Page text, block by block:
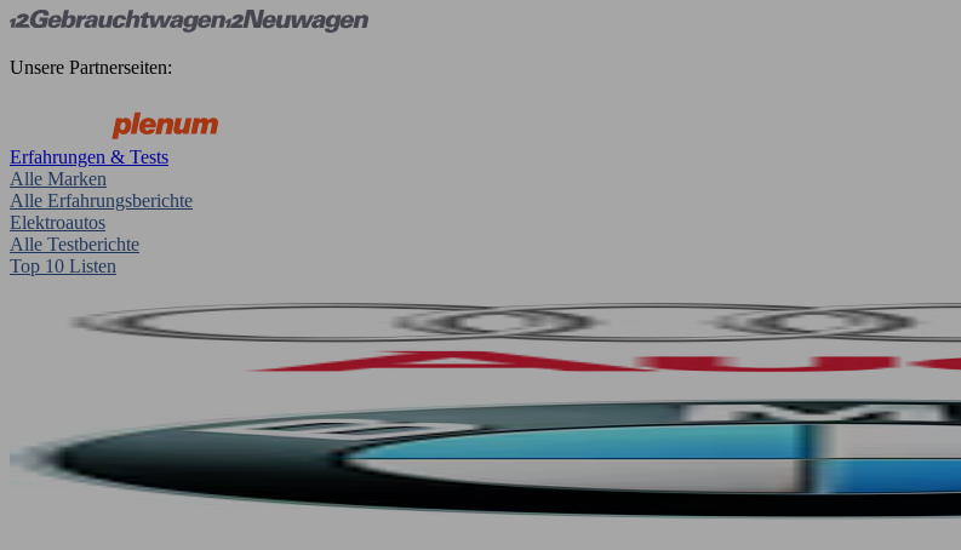
Unsere Partnerseiten:
Erfahrungen & Tests
Alle Marken
Alle Erfahrungsberichte
Elektroautos
Alle Testberichte
Top 10 Listen